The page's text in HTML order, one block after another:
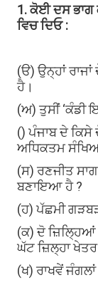
1. ਕੋਈ ਦਸ ਭਾਗ
ਵਿਚ ਦਿਓ :
(ੳ) ਉਨ੍ਹਾਂ ਰਾਜਾਂ
ਹੈ।
(ਅ) ਤੁਸੀਂ ‘ਕੰਡੀ
() ਪੰਜਾਬ ਦੇ ਕਿਸੇ
ਅਧਿਕਤਮ
(ਸ) ਰਣਜੀਤ
ਬਣਾਇਆ ਹੈ ?
(ਹ) ਪੱਛਮੀ
(ਕ) ਦੋ ਜ਼ਿਲ੍ਹਿਆਂ
ਘੱਟ ਜ਼ਿਲ੍ਹਾ
(ਖ) ਰਾਖਵੇਂ